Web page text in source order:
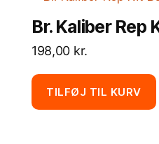
Br. Kaliber Rep
198,00 kr.
TILFØJ TIL KURV